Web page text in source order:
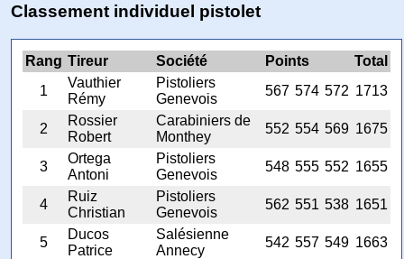
Classement individuel pistolet
Rang Tireur Société Points
Total
1
Vauthier
Rémy
Pistoliers
Genevois
567 574 572 1713
2
Rossier
Robert
Carabiniers de
Monthey
552 554 569 1675
3
Ortega
Antoni
Pistoliers
Genevois
548 555 552 1655
4
Ruiz
Christian
Pistoliers
Genevois
562 551 538 1651
5
Ducos
Patrice
Salésienne
Annecy
542 557 549 1663